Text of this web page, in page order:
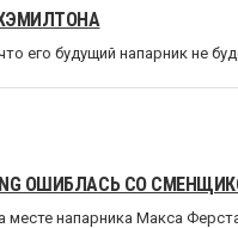
его будущий напарник не
ОШИБЛАСЬ СО
напарника Макса